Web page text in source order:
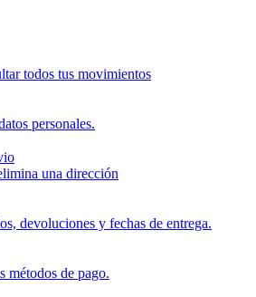
todos tus movimientos
personales.
una dirección
devoluciones y fechas de entrega.
métodos de pago.